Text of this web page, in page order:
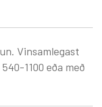
Vinsamlegast
1100 eða með